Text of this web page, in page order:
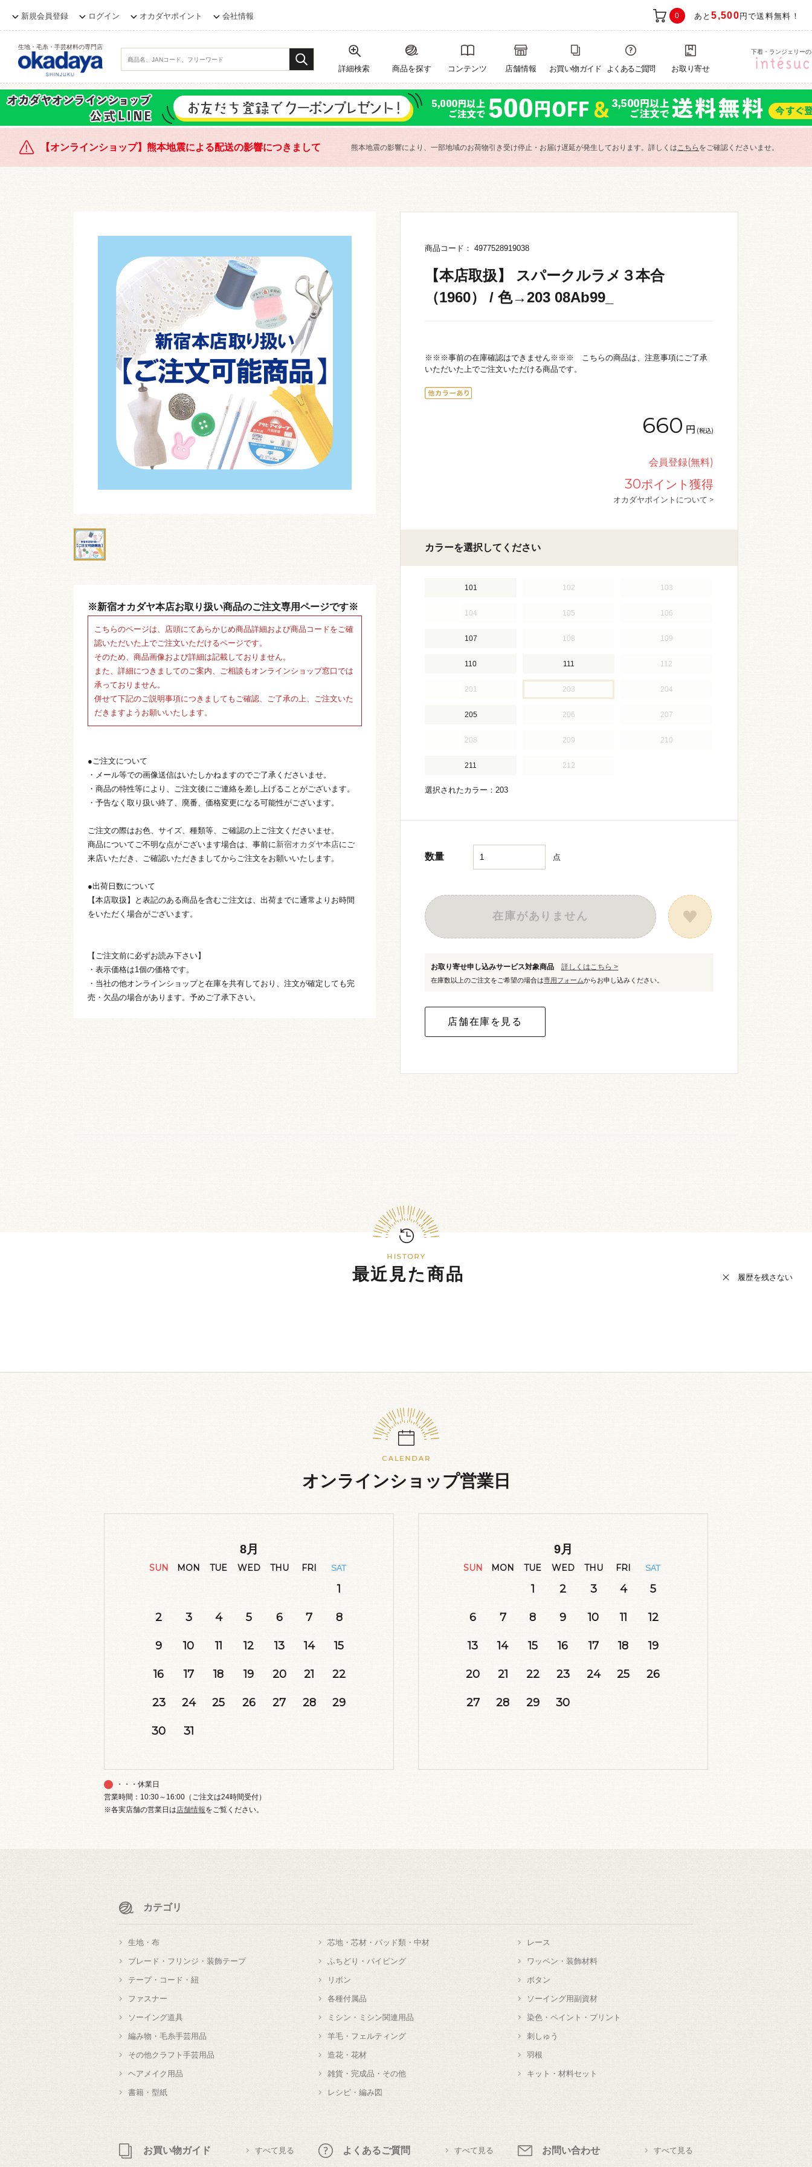
新規会員登録 ログイン オカダヤポイント 会社情報 0 あと5,500 円で送料無料！
生地・毛糸・手芸材料の専門店
詳細検索 商品を探す コンテンツ 店舗情報 お買い物ガイド よくあるご質問 お取り寄せ
下着・ランジェリー
【オンラインショップ】熊本地震による配送の影響につきまして 熊本地震の影響により、一部地域のお荷物引き受け停止・お届け遅延が発生しております。詳しくはこちら をご確認くださいませ。
※新宿オカダヤ本店お取り扱い商品のご注文専用ページです※
こちらのページは、店頭にてあらかじめ商品詳細および商品コードをご確
認いただいた上でご注文いただけるページです。
そのため、商品画像および詳細は記載しておりません。
また、詳細につきましてのご案内、ご相談もオンラインショップ窓口では
承っておりません。
併せて下記のご説明事項につきましてもご確認、ご了承の上、ご注文いた
だきますようお願いいたします。
●ご注文について
・メール等での画像送信はいたしかねますのでご了承くださいませ。
・商品の特性等により、ご注文後にご連絡を差し上げることがございます。
・予告なく取り扱い終了、廃番、価格変更になる可能性がございます。
ご注文の際はお色、サイズ、種類等、ご確認の上ご注文くださいませ。
商品についてご不明な点がございます場合は、事前に 新宿オカダヤ本店にご
来店いただき、ご確認いただきましてからご注文をお願いいたします。
●出荷日数について
【本店取扱】と表記のある商品を含むご注文は、出荷までに通常よりお時間
をいただく場合がございます。
【ご注文前に必ずお読み下さい】
・表示価格は1個の価格です。
・当社の他オンラインショップと在庫を共有しており、注文が確定しても完
売・欠品の場合があります。予めご了承下さい。
商品コード： 4977528919038
【本店取扱】 スパークルラメ３本合
（1960） / 色→203 08Ab99_
※※※事前の在庫確認はできません※※※ こちらの商品は、注意事項にご了承
いただいた上でご注文いただける商品です。
660 円 (税込)
会員登録(無料)
30ポイント獲得
オカダヤポイントについて >
カラーを選択してください
101 102 103
104 105 106
107 108 109
110 111 112
201 203 204
205 206 207
208 209 210
211 212
選択されたカラー：203
数量 点
在庫がありません
お取り寄せ申し込みサービス対象商品 詳しくはこちら >
在庫数以上のご注文をご希望の場合は専用フォームからお申し込みください。
最近見た商品 履歴を残さない
オンラインショップ営業日
8月
SUN MON TUE WED THU FRI SAT
1
2 3 4 5 6 7 8
9 10 11 12 13 14 15
16 17 18 19 20 21 22
23 24 25 26 27 28 29
30 31
9月
SUN MON TUE WED THU FRI SAT
1 2 3 4 5
6 7 8 9 10 11 12
13 14 15 16 17 18 19
20 21 22 23 24 25 26
27 28 29 30
・・・休業日
営業時間：10:30～16:00（ご注文は24時間受付）
※各実店舗の営業日は店舗情報をご覧ください。
カテゴリ
生地・布 芯地・芯材・パッド類・中材 レース
ブレード・フリンジ・装飾テープ ふちどり・パイピング ワッペン・装飾材料
テープ・コード・紐 リボン ボタン
ファスナー 各種付属品 ソーイング用副資材
ソーイング道具 ミシン・ミシン関連用品 染色・ペイント・プリント
編み物・毛糸手芸用品 羊毛・フェルティング 刺しゅう
その他クラフト手芸用品 造花・花材 羽根
ヘアメイク用品 雑貨・完成品・その他 キット・材料セット
書籍・型紙 レシピ・編み図
お買い物ガイド すべて見る よくあるご質問 すべて見る お問い合わせ すべて見る